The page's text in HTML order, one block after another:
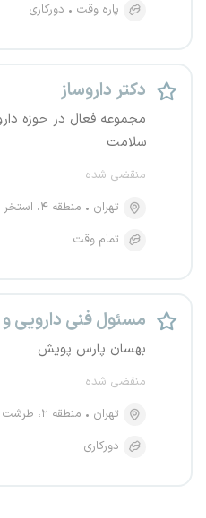
پاره وقت
دورکاری
دکتر داروساز
مجموعه فعال در حوزه
سلامت
منقضی شده
تهران
منطقه ۴، استخر
تمام وقت
مسئول فنی دارویی
بهسان پارس پویش
منقضی شده
تهران
منطقه ۲، طرشت
دورکاری